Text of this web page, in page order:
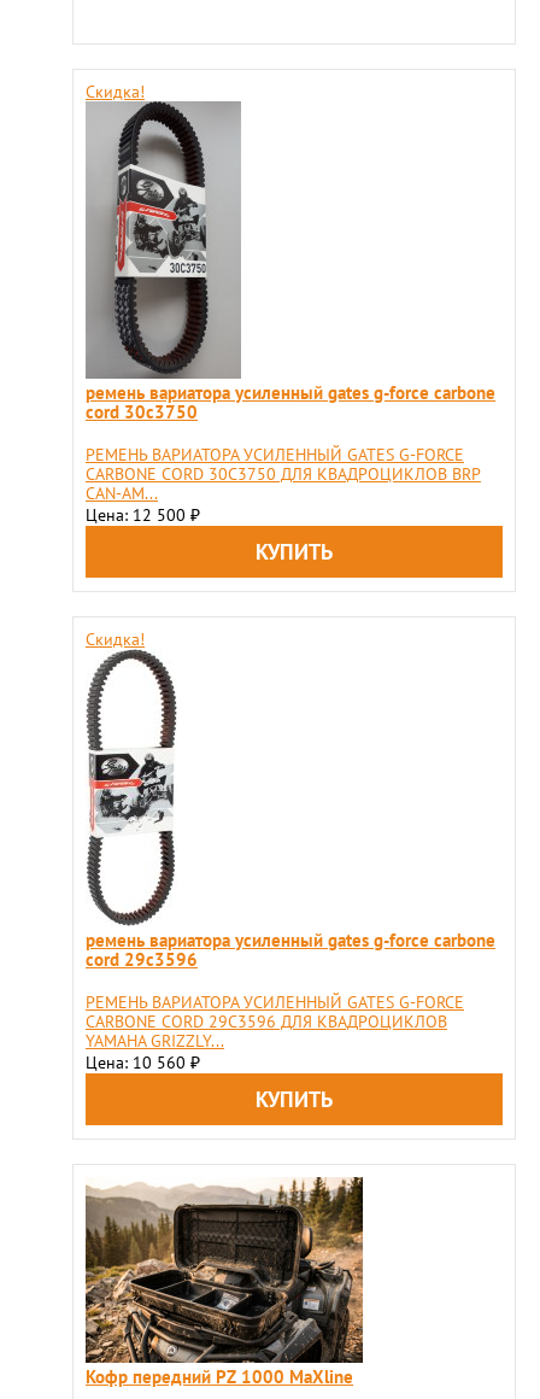
Скидка!
ремень вариатора усиленный gates g-force carbone
cord 30c3750
РЕМЕНЬ ВАРИАТОРА УСИЛЕННЫЙ GATES G-FORCE
CARBONE CORD 30C3750 ДЛЯ КВАДРОЦИКЛОВ BRP
CAN-AM...
Цена: 12 500 ₽
Скидка!
ремень вариатора усиленный gates g-force carbone
cord 29c3596
РЕМЕНЬ ВАРИАТОРА УСИЛЕННЫЙ GATES G-FORCE
CARBONE CORD 29C3596 ДЛЯ КВАДРОЦИКЛОВ
YAMAHA GRIZZLY...
Цена: 10 560 ₽
Кофр передний PZ 1000 MaXline